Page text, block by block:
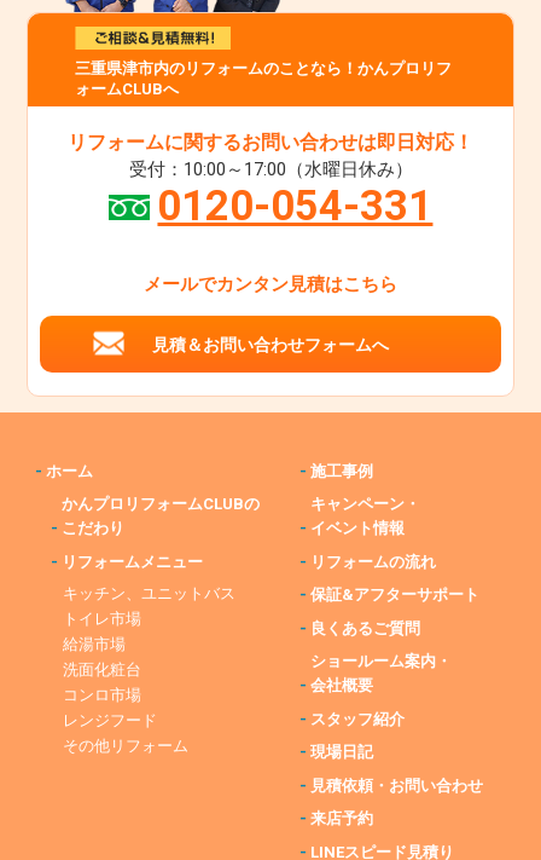
三重県津市内のリフォームのことなら！かんプロリフ
ォームCLUBへ
リフォームに関するお問い合わせは即日対応！
受付：10:00～17:00（水曜日休み）
0120-054-331
メールでカンタン見積はこちら
見積＆お問い合わせフォームへ
- ホーム
-
かんプロリフォームCLUBの
こだわり
- リフォームメニュー
キッチン、ユニットバス
トイレ市場
給湯市場
洗面化粧台
コンロ市場
レンジフード
その他リフォーム
-施工事例
-
キャンペーン・
イベント情報
- リフォームの流れ
-保証&アフターサポート
- 良くあるご質問
-
ショールーム案内・
会社概要
- スタッフ紹介
-現場日記
- 見積依頼・お問い合わせ
-来店予約
- LINEスピード見積り